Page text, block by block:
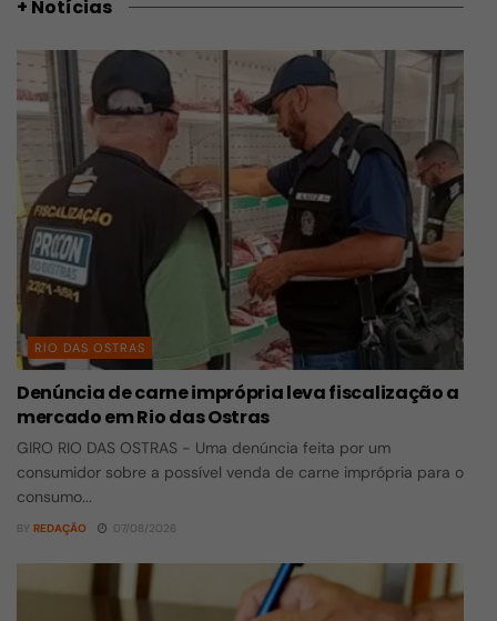
+ Notícias
RIO DAS OSTRAS
Denúncia de carne imprópria leva fiscalização a
mercado em Rio das Ostras
GIRO RIO DAS OSTRAS - Uma denúncia feita por um
consumidor sobre a possível venda de carne imprópria para o
consumo...
BY REDAÇÃO 07/08/2026